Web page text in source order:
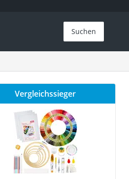
Suchen
Vergleichssieger